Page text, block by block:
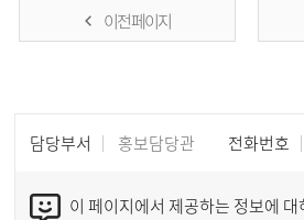
이전 페이지
담당부서 홍보담당관 전화번호
이 페이지에서 제공하는 정보에